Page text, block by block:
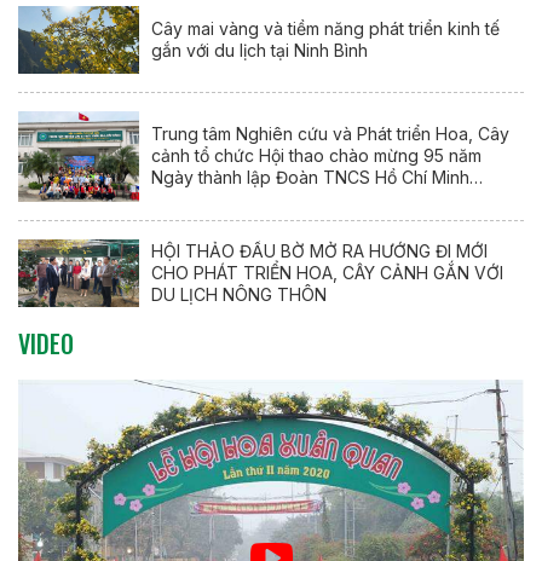
Cây mai vàng và tiềm năng phát triển kinh tế
gắn với du lịch tại Ninh Bình
Trung tâm Nghiên cứu và Phát triển Hoa, Cây
cảnh tổ chức Hội thao chào mừng 95 năm
Ngày thành lập Đoàn TNCS Hồ Chí Minh
HỘI THẢO ĐẦU BỜ MỞ RA HƯỚNG ĐI MỚI
CHO PHÁT TRIỂN HOA, CÂY CẢNH GẮN VỚI
DU LỊCH NÔNG THÔN
VIDEO